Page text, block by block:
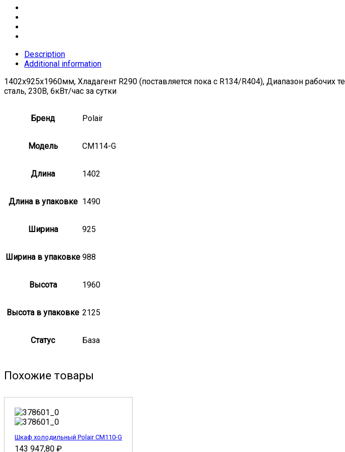
Description
Additional information
1402х925х1960мм, Хладагент R290 (поставляется пока с R134/R404), Диапазон
сталь, 230В, 6кВт/час за сутки
Бренд Polair
Модель CM114-G
Длина 1402
Длина в упаковке 1490
Ширина 925
Ширина в упаковке 988
Высота 1960
Высота в упаковке 2125
Статус База
Похожие товары
Шкаф холодильный Polair CM110-G
143 947,80 ₽